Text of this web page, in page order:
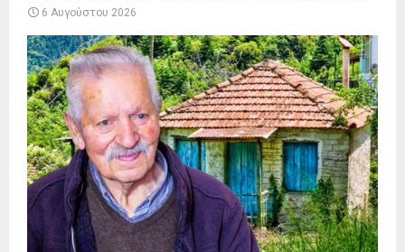
6 Αυγούστου 2026